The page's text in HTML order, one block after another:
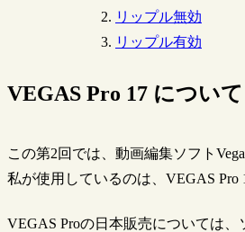
リップル無効
リップル有効
VEGAS Pro 17 について
この第2回では、動画編集ソフト
私が使用しているのは、VEGAS Pro
VEGAS Proの日本販売については、